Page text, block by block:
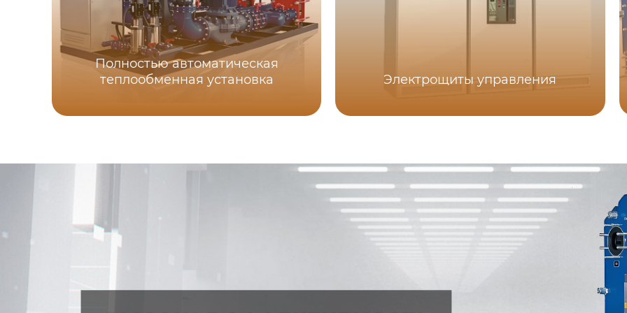
Полностью автоматическая
теплообменная установка
Электрощиты управления